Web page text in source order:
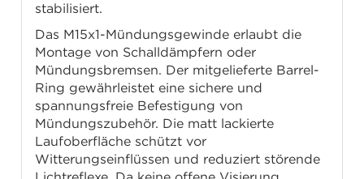
stabilisiert.
Das M15x1-Mündungsgewinde erlaubt die
Montage von Schalldämpfern oder
Mündungsbremsen. Der mitgelieferte Barrel-
Ring gewährleistet eine sichere und
spannungsfreie Befestigung von
Mündungszubehör. Die matt lackierte
Laufoberfläche schützt vor
Witterungseinflüssen und reduziert störende